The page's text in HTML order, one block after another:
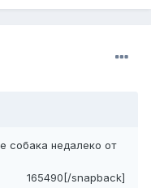
собака недалеко от
165490[/snapback]